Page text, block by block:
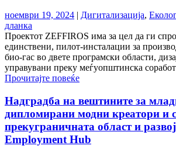
ноември 19, 2024 | Дигитализација,
дланка
Проектот ZEFFIROS има за цел да ги
единствени, пилот-инсталации за
био-гас во двете програмски области,
управувани преку меѓуопштинска
Прочитајте повеќе
Надградба на вештините за
дипломирани модни креатори и
прекуграничната област и
Employment Hub